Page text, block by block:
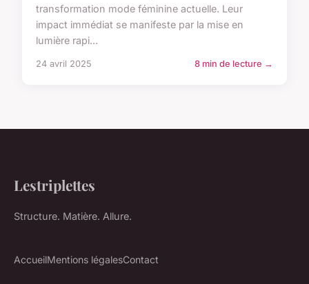
transformation mode féminine actuelle. Leur
impact immédiat se manifeste par la mise en
lumière rapi...
24 avril 2025 8 min de lecture →
Lestriplettes
Structure. Matière. Allure.
AccueilMentions légalesContact